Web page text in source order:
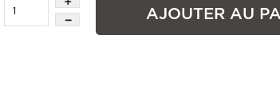
AJOUTER AU